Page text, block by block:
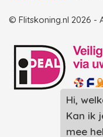
© Flitskoning.nl 2026 -
Landingspagina
Landingspagina
Photobooth huren